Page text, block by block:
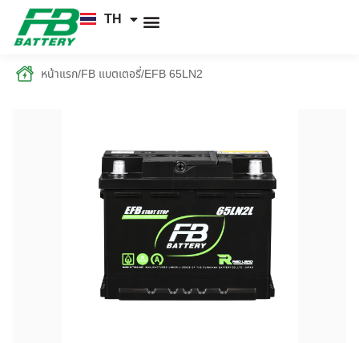
TH
EN
หน้าแรก/FB แบตเตอรี่/EFB 65LN2